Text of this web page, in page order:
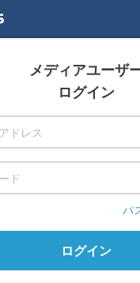
メディアユーザ
ログイン
パ
ログイン